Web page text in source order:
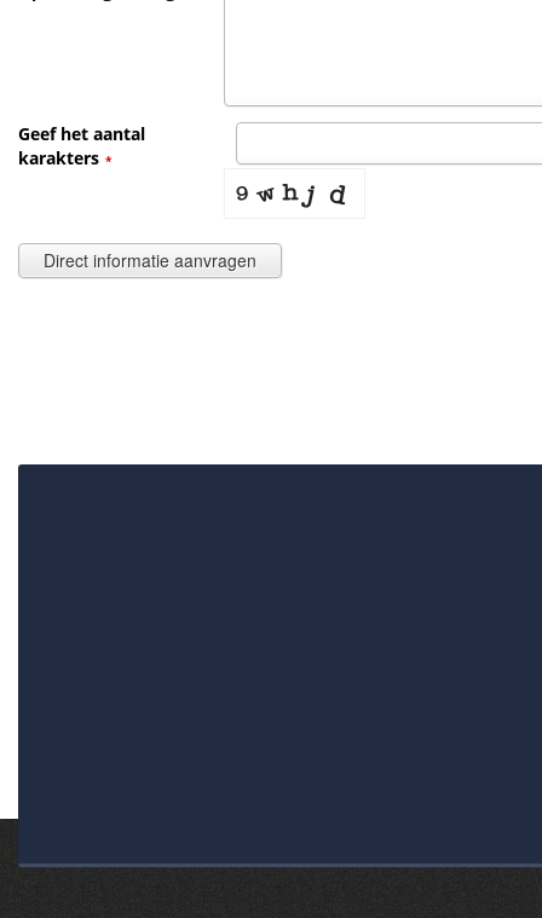
Geef het aantal
karakters *
Direct informatie aanvragen